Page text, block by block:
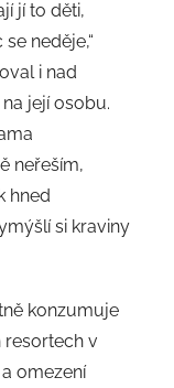
jí to děti,
neděje,“
i nad
její osobu.
neřeším,
hned
si kraviny
konzumuje
resortech v
omezení